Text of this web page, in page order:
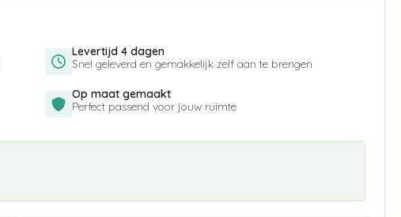
Levertijd 4 dagen
Snel geleverd en gemakkelijk zelf aan te brengen
Op maat gemaakt
Perfect passend voor jouw ruimte